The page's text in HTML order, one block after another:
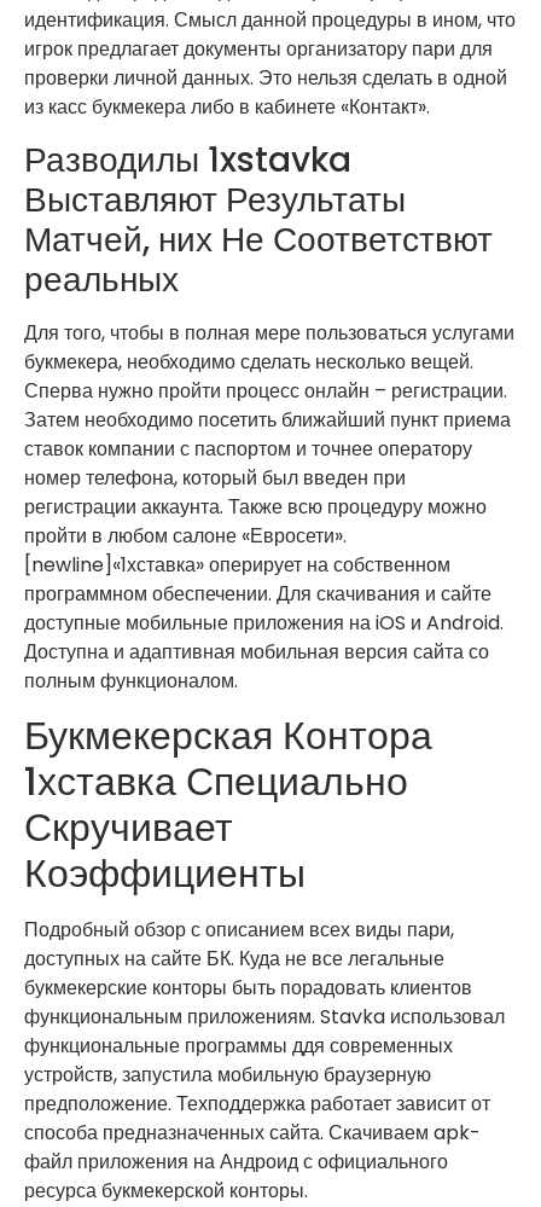
идентификация. Смысл данной процедуры в ином, что
игрок предлагает документы организатору пари для
проверки личной данных. Это нельзя сделать в одной
из касс букмекера либо в кабинете «Контакт».
Разводилы 1xstavka
Выставляют Результаты
Матчей, них Не Соответствют
реальных
Для того, чтобы в полная мере пользоваться услугами
букмекера, необходимо сделать несколько вещей.
Сперва нужно пройти процесс онлайн – регистрации.
Затем необходимо посетить ближайший пункт приема
ставок компании с паспортом и точнее оператору
номер телефона, который был введен при
регистрации аккаунта. Также всю процедуру можно
пройти в любом салоне «Евросети».
[newline]«1хставка» оперирует на собственном
программном обеспечении. Для скачивания и сайте
доступные мобильные приложения на iOS и Android.
Доступна и адаптивная мобильная версия сайта со
полным функционалом.
Букмекерская Контора
1хставка Специально
Скручивает
Коэффициенты
Подробный обзор с описанием всех виды пари,
доступных на сайте БК. Куда не все легальные
букмекерские конторы быть порадовать клиентов
функциональным приложениям. Stavka использовал
функциональные программы ддя современных
устройств, запустила мобильную браузерную
предположение. Техподдержка работает зависит от
способа предназначенных сайта. Скачиваем apk-
файл приложения на Андроид с официального
ресурса букмекерской конторы.